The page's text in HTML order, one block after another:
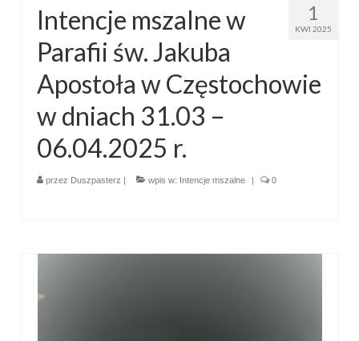
1
KWI 2025
Intencje mszalne w
Parafii św. Jakuba
Apostoła w Częstochowie
w dniach 31.03 –
06.04.2025 r.
przez Duszpasterz wpis w: Intencje mszalne 0